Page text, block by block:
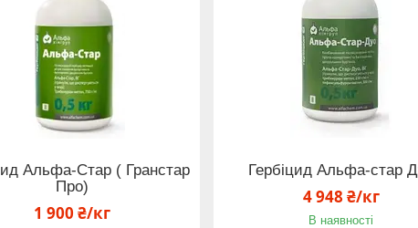
Альфа-Стар ( Гранстар
Про)
1 900 ₴/кг
Гербіцид Альфа-стар
4 948 ₴/кг
В наявності